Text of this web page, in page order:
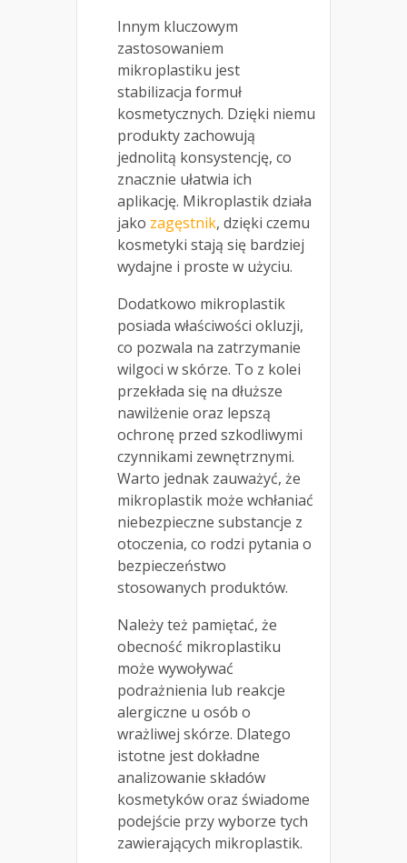
Innym kluczowym
zastosowaniem
mikroplastiku jest
stabilizacja formuł
kosmetycznych. Dzięki niemu
produkty zachowują
jednolitą konsystencję, co
znacznie ułatwia ich
aplikację. Mikroplastik działa
jako zagęstnik, dzięki czemu
kosmetyki stają się bardziej
wydajne i proste w użyciu.
Dodatkowo mikroplastik
posiada właściwości okluzji,
co pozwala na zatrzymanie
wilgoci w skórze. To z kolei
przekłada się na dłuższe
nawilżenie oraz lepszą
ochronę przed szkodliwymi
czynnikami zewnętrznymi.
Warto jednak zauważyć, że
mikroplastik może wchłaniać
niebezpieczne substancje z
otoczenia, co rodzi pytania o
bezpieczeństwo
stosowanych produktów.
Należy też pamiętać, że
obecność mikroplastiku
może wywoływać
podrażnienia lub reakcje
alergiczne u osób o
wrażliwej skórze. Dlatego
istotne jest dokładne
analizowanie składów
kosmetyków oraz świadome
podejście przy wyborze tych
zawierających mikroplastik.